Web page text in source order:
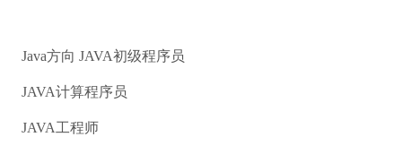
Java方向 JAVA初级程序员
JAVA计算程序员
JAVA工程师